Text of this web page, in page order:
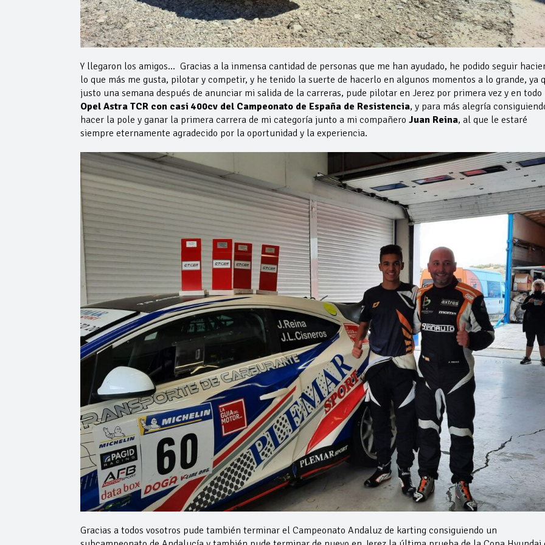
Y llegaron los amigos… Gracias a la inmensa cantidad de personas que me han ayudado, he podido seguir
lo que más me gusta, pilotar y competir, y he tenido la suerte de hacerlo en algunos momentos a lo grande, ya
justo una semana después de anunciar mi salida de la carreras, pude pilotar en Jerez por primera vez y en todo
Opel Astra TCR con casi 400cv del Campeonato de España de Resistencia, y para más alegría
hacer la pole y ganar la primera carrera de mi categoría junto a mi compañero Juan Reina, al que le estaré
siempre eternamente agradecido por la oportunidad y la experiencia.
Gracias a todos vosotros pude también terminar el Campeonato Andaluz de karting consiguiendo un